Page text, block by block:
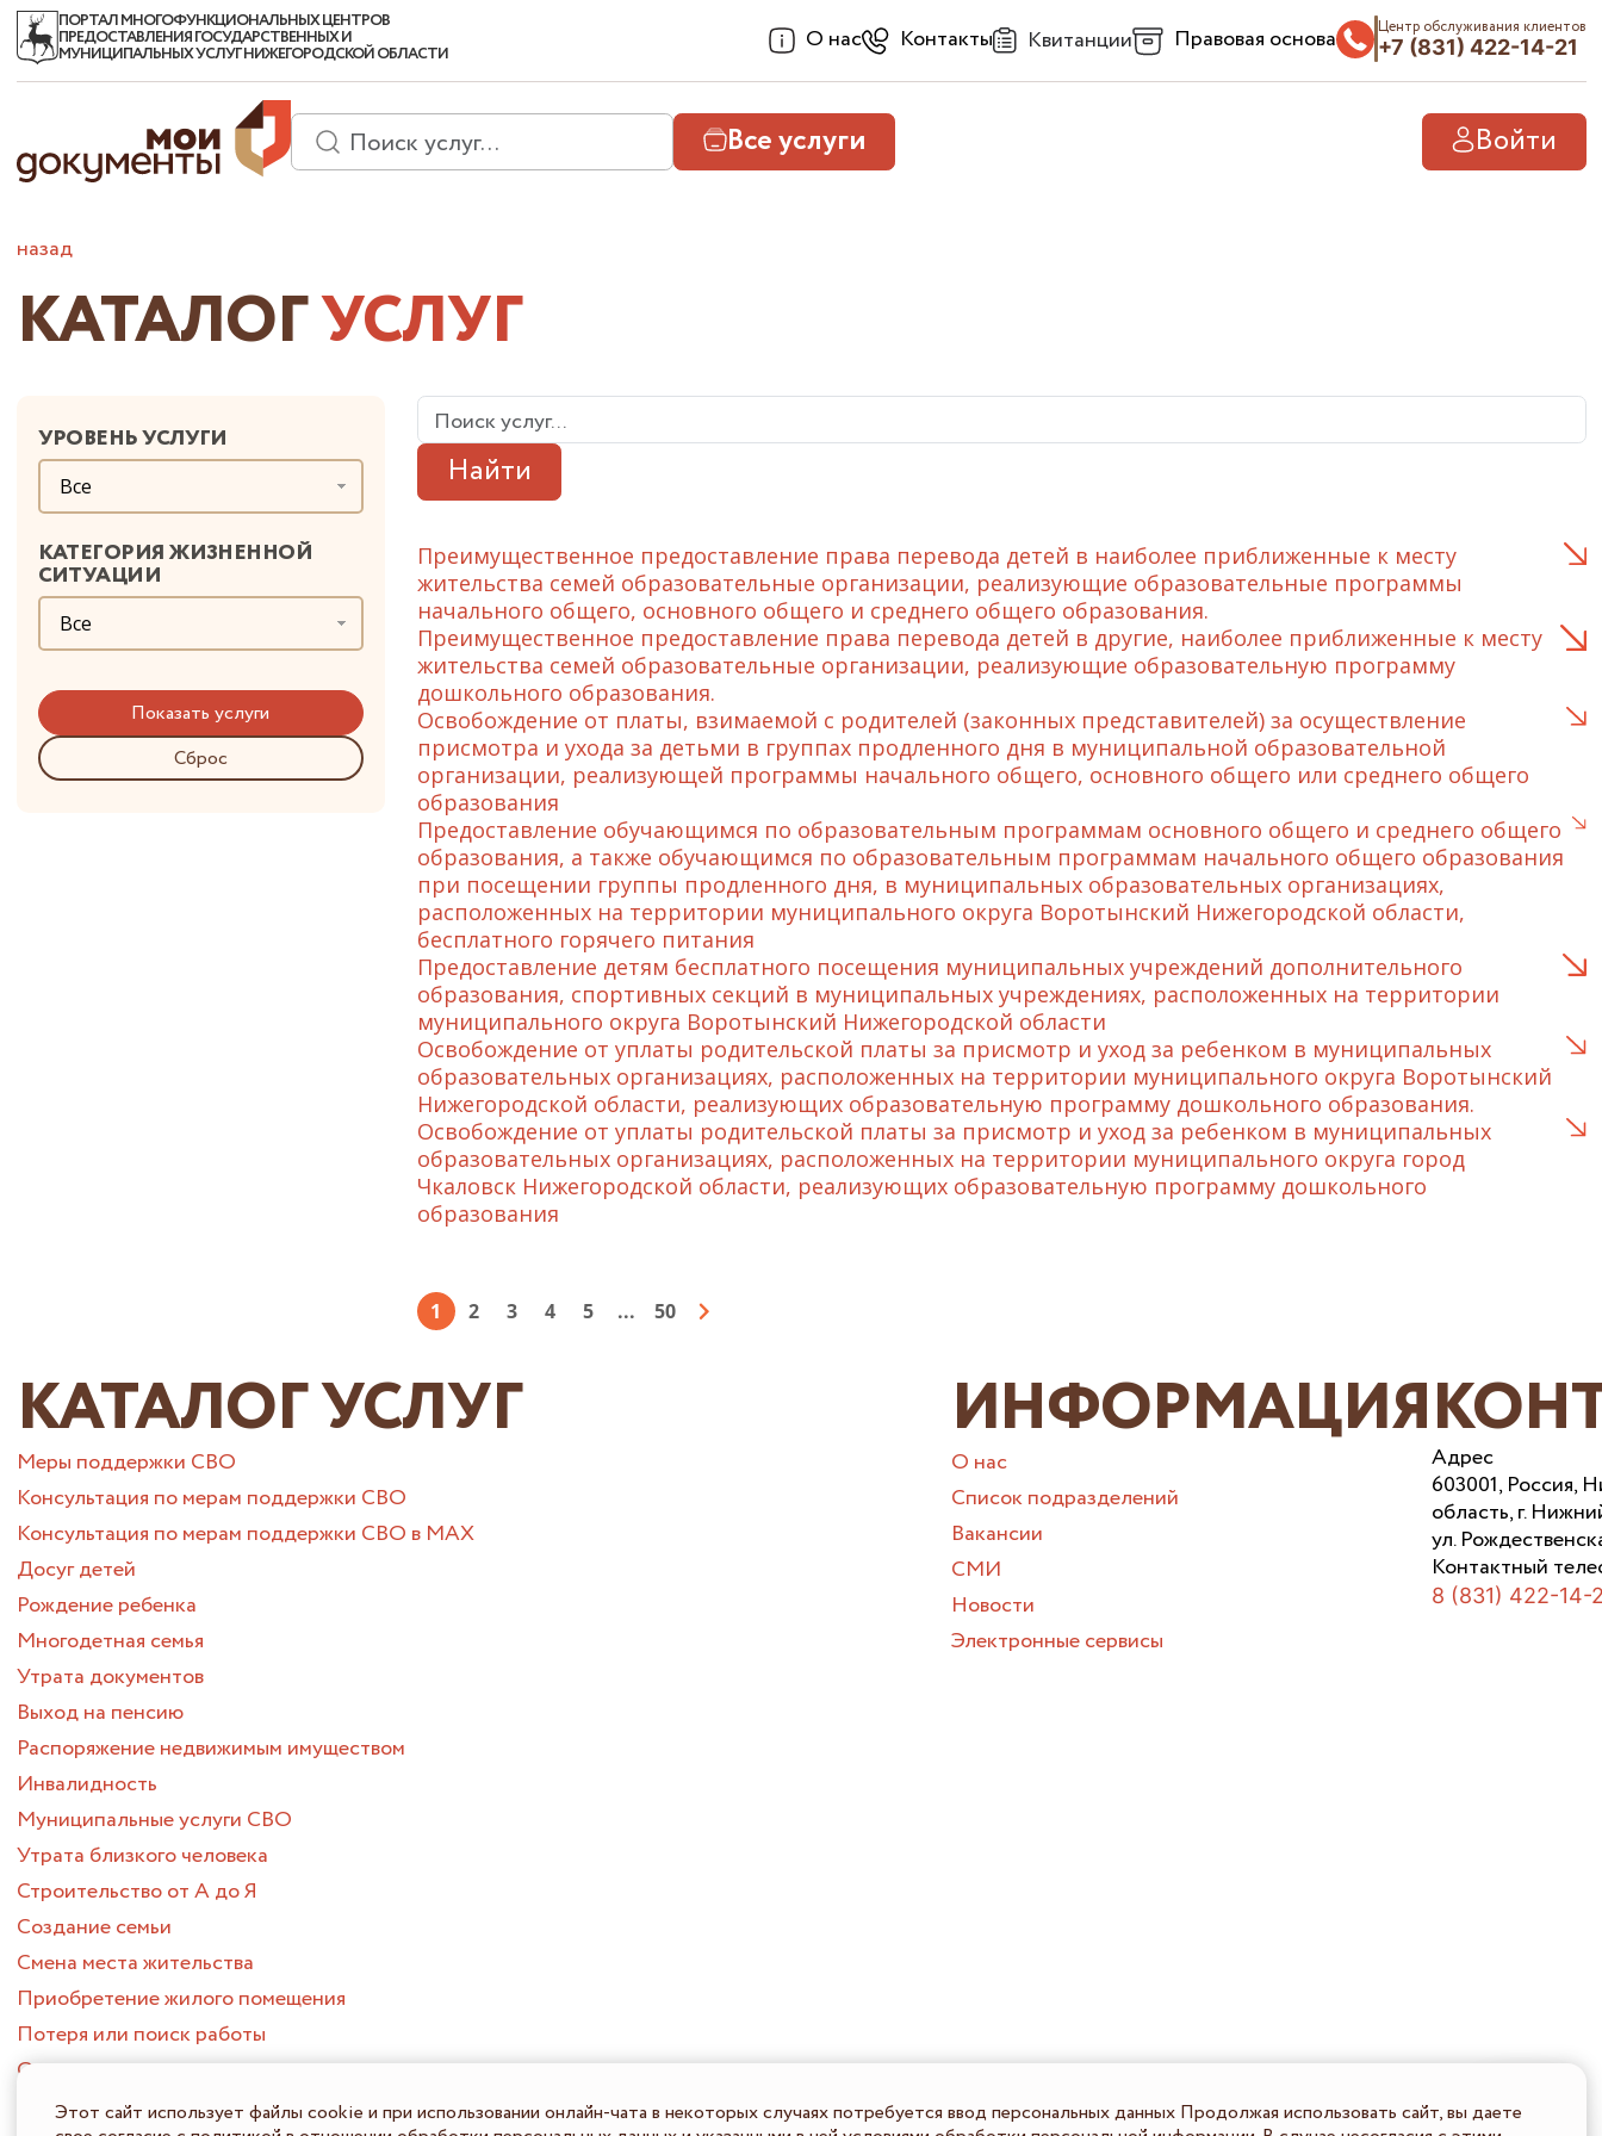
ПОРТАЛ МНОГОФУНКЦИОНАЛЬНЫХ ЦЕНТРОВ
ПРЕДОСТАВЛЕНИЯ ГОСУДАРСТВЕННЫХ И
МУНИЦИПАЛЬНЫХ УСЛУГ НИЖЕГОРОДСКОЙ ОБЛАСТИ О нас Контакты Квитанции Правовая основа Центр обслуживания клиентов
+7 (831) 422-14-21
Все услуги Войти
назад
КАТАЛОГУСЛУГ
УРОВЕНЬ УСЛУГИ
Все
КАТЕГОРИЯ ЖИЗНЕННОЙ
СИТУАЦИИ
Все
Сброс
Найти
Преимущественное предоставление права перевода детей в наиболее приближенные к месту
жительства семей образовательные организации, реализующие образовательные программы
начального общего, основного общего и среднего общего образования.
Преимущественное предоставление права перевода детей в другие, наиболее приближенные к месту
жительства семей образовательные организации, реализующие образовательную программу
дошкольного образования.
Освобождение от платы, взимаемой с родителей (законных представителей) за осуществление
присмотра и ухода за детьми в группах продленного дня в муниципальной образовательной
организации, реализующей программы начального общего, основного общего или среднего общего
образования
Предоставление обучающимся по образовательным программам основного общего и среднего общего
образования, а также обучающимся по образовательным программам начального общего образования
при посещении группы продленного дня, в муниципальных образовательных организациях,
расположенных на территории муниципального округа Воротынский Нижегородской области,
бесплатного горячего питания
Предоставление детям бесплатного посещения муниципальных учреждений дополнительного
образования, спортивных секций в муниципальных учреждениях, расположенных на территории
муниципального округа Воротынский Нижегородской области
Освобождение от уплаты родительской платы за присмотр и уход за ребенком в муниципальных
образовательных организациях, расположенных на территории муниципального округа Воротынский
Нижегородской области, реализующих образовательную программу дошкольного образования.
Освобождение от уплаты родительской платы за присмотр и уход за ребенком в муниципальных
образовательных организациях, расположенных на территории муниципального округа город
Чкаловск Нижегородской области, реализующих образовательную программу дошкольного
образования
1 2 3 4 5 ... 50
КАТАЛОГ УСЛУГ
Меры поддержки СВО
Консультация по мерам поддержки СВО
Консультация по мерам поддержки СВО в МАХ
Досуг детей
Рождение ребенка
Многодетная семья
Утрата документов
Выход на пенсию
Распоряжение недвижимым имуществом
Инвалидность
Муниципальные услуги СВО
Утрата близкого человека
Строительство от А до Я
Создание семьи
Смена места жительства
Приобретение жилого помещения
Потеря или поиск работы
Опека и попечительство
ИНФОРМАЦИЯ
О нас
Список подразделений
Вакансии
СМИ
Новости
Электронные сервисы
Адрес
603001, Россия,
область, г.
ул.
Контактный
8 (831) 422-14-
ПРЕДОСТАВЛЕНИЯ ГОСУДАРСТВЕННЫХ И МУНИЦИПАЛЬНЫХ
УСЛУГ НИЖЕГОРОДСКОЙ ОБЛАСТИ
Этот сайт использует файлы cookie и при использовании онлайн-чата в некоторых случаях потребуется ввод персональных данных Продолжая использовать сайт, вы даете